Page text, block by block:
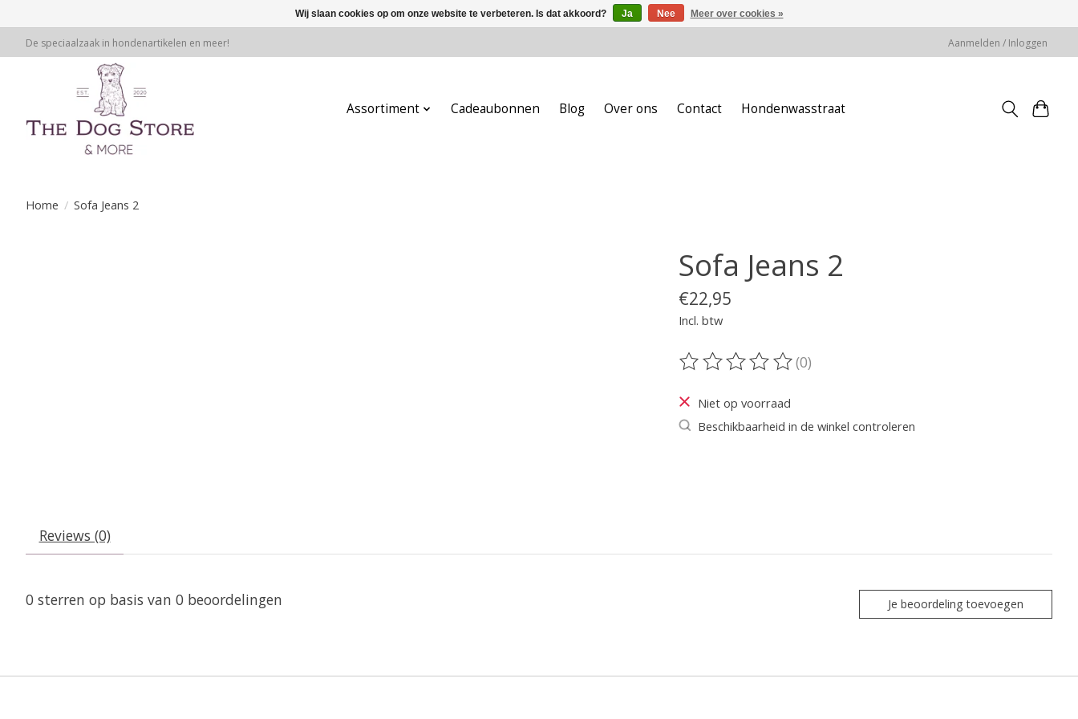
De speciaalzaak in hondenartikelen en meer! Aanmelden / Inloggen
Assortiment Cadeaubonnen Blog Over ons Contact Hondenwasstraat
Home / Sofa Jeans 2
Sofa Jeans 2
€22,95
Incl. btw
De beoordeling van dit product is
(0)
Niet op voorraad
Beschikbaarheid in de winkel controleren
Reviews (0)
0 sterren op basis van 0 beoordelingen Je beoordeling toevoegen
Wij slaan cookies op om onze website te verbeteren. Is dat akkoord? Ja Nee Meer over cookies »